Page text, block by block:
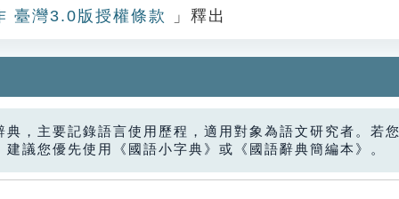
臺灣3.0版授權條款 」釋出
典，主要記錄語言使用歷程，適用對象為語文研究者。若
議您優先使用《國語小字典》或《國語辭典簡編本》。